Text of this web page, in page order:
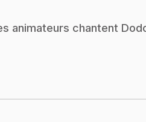
animateurs chantent